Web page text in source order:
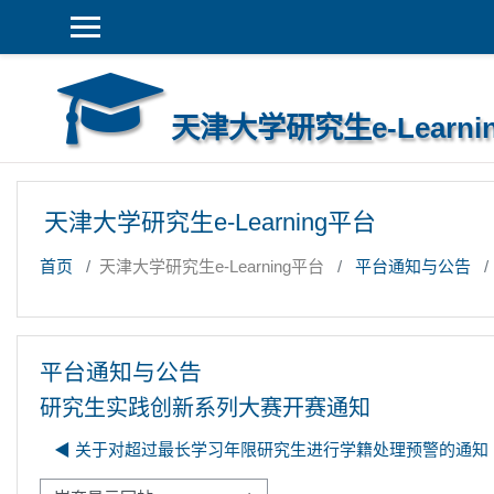
天津大学研究生e-
天津大学研究生e-Learning平台
首页 天津大学研究生e-Learning平台 平台通知与公告
平台通知与公告
研究生实践创新系列大赛开赛通知
◀︎ 关于对超过最长学习年限研究生进行学籍处理预警的通知